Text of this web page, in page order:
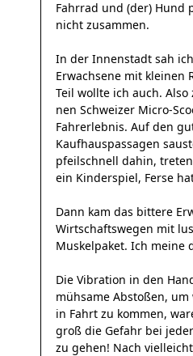
Fahrrad und (der) Hund
nicht zusammen.
In der Innenstadt sah
Erwachsene mit kleinen
Teil wollte ich auch.
nen Schweizer Micro-
Fahrerlebnis. Auf den
Kaufhauspassagen
pfeilschnell dahin,
ein Kinderspiel, Ferse
Dann kam das bittere
Wirtschaftswegen mit
Muskelpaket. Ich meine
Die Vibration in den
mühsame Abstoßen,
in Fahrt zu kommen,
groß die Gefahr bei
zu gehen! Nach